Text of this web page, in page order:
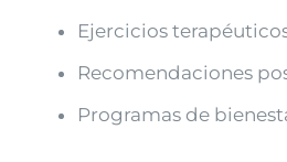
Ejercicios
Recomendaciones
Programas de